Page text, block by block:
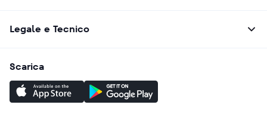
Legale e Tecnico
Scarica